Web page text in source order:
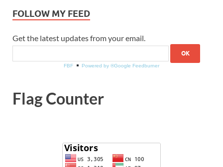
FOLLOW MY FEED
Get the latest updates from your email.
FBF Powered by ®Google Feedburner
Flag Counter